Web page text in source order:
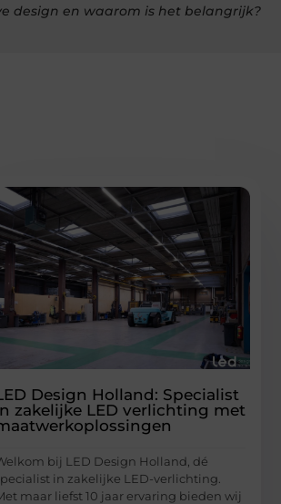
design en waarom is het belangrijk?
Design Holland: Specialist
zakelijke LED verlichting met
bij LED Design Holland, dé
in zakelijke LED-verlichting.
maar liefst 10 jaar ervaring bieden wij